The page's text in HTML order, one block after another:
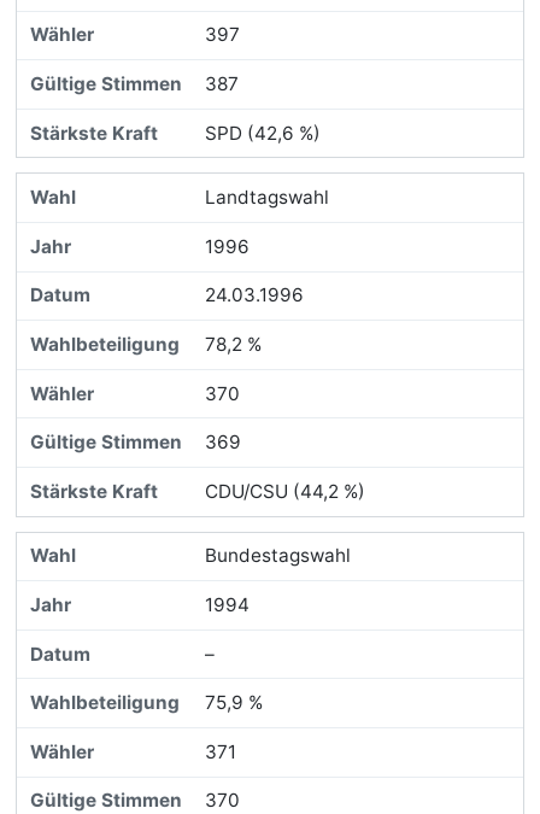
397
387
SPD (42,6 %)
Landtagswahl
1996
24.03.1996
78,2 %
370
369
CDU/CSU (44,2 %)
Bundestagswahl
1994
–
75,9 %
371
370